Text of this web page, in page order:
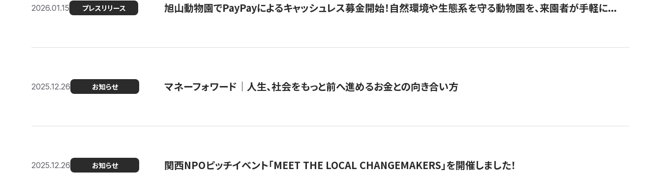
2026.01.15 プレスリリース 旭山動物園でPayPayによるキャッシュレス募金開始！自然環境や生態系を守る動物園を、来園者が手軽に...
2025.12.26 お知らせ マネーフォワード｜人生、社会をもっと前へ進めるお金との向き合い方
2025.12.26 お知らせ 関西NPOピッチイベント「MEET THE LOCAL CHANGEMAKERS」を開催しました！